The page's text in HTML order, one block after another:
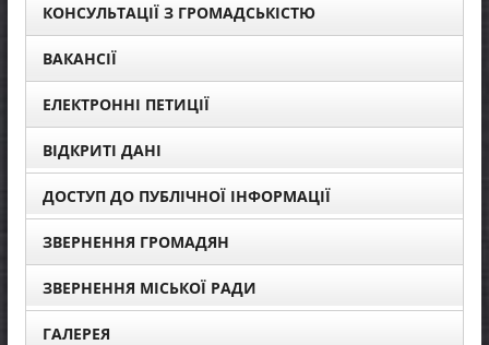
КОНСУЛЬТАЦІЇ З ГРОМАДСЬКІСТЮ
ВАКАНСІЇ
ЕЛЕКТРОННІ ПЕТИЦІЇ
ВІДКРИТІ ДАНІ
ДОСТУП ДО ПУБЛІЧНОЇ ІНФОРМАЦІЇ
ЗВЕРНЕННЯ ГРОМАДЯН
ЗВЕРНЕННЯ МІСЬКОЇ РАДИ
ГАЛЕРЕЯ